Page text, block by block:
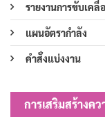
รายงานการขับเค
แผนอัตรากำลัง
คำสั่งแบ่งงาน
การเสริมสร้างคว